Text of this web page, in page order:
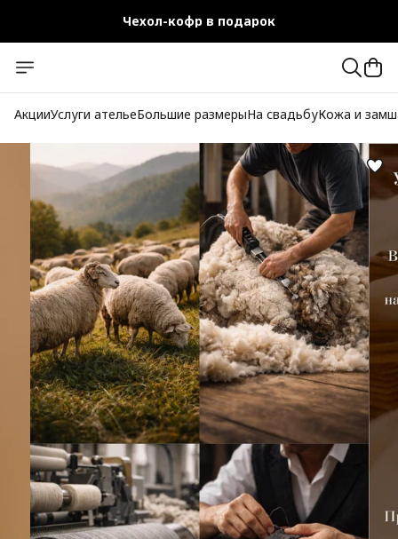
Чехол-кофр в подарок
Бесплатная доставка при заказе от 10 000 руб.
АкцииУслуги ательеБольшие размерыНа свадьбуКожа и